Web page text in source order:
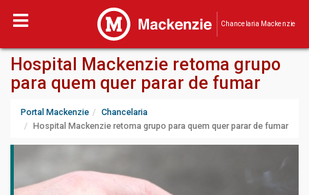
Chancelaria Mackenzie
Hospital Mackenzie retoma grupo
para quem quer parar de fumar
Portal Mackenzie
Chancelaria
Hospital Mackenzie retoma grupo para quem quer parar de fumar